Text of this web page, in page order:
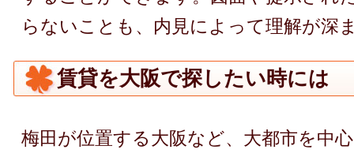
らないことも、内見によって理解が深
賃貸を大阪で探したい時には
梅田が位置する大阪など、大都市を中